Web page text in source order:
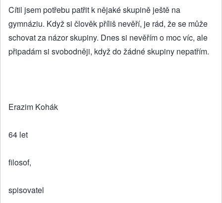
Cítil jsem potřebu patřit k nějaké skupině ještě na
gymnáziu. Když si člověk příliš nevěří, je rád, že se může
schovat za názor skupiny. Dnes si nevěřím o moc víc, ale
připadám si svobodněji, když do žádné skupiny nepatřím.
Erazim Kohák
64 let
filosof,
spisovatel